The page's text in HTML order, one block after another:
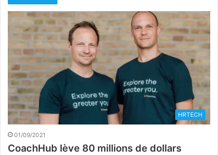
HRTECH
01/09/2021
CoachHub lève 80 millions de dollars